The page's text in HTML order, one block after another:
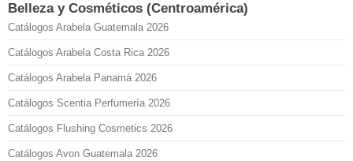
Belleza y Cosméticos (Centroamérica)
Catálogos Arabela Guatemala 2026
Catálogos Arabela Costa Rica 2026
Catálogos Arabela Panamá 2026
Catálogos Scentia Perfumería 2026
Catálogos Flushing Cosmetics 2026
Catálogos Avon Guatemala 2026